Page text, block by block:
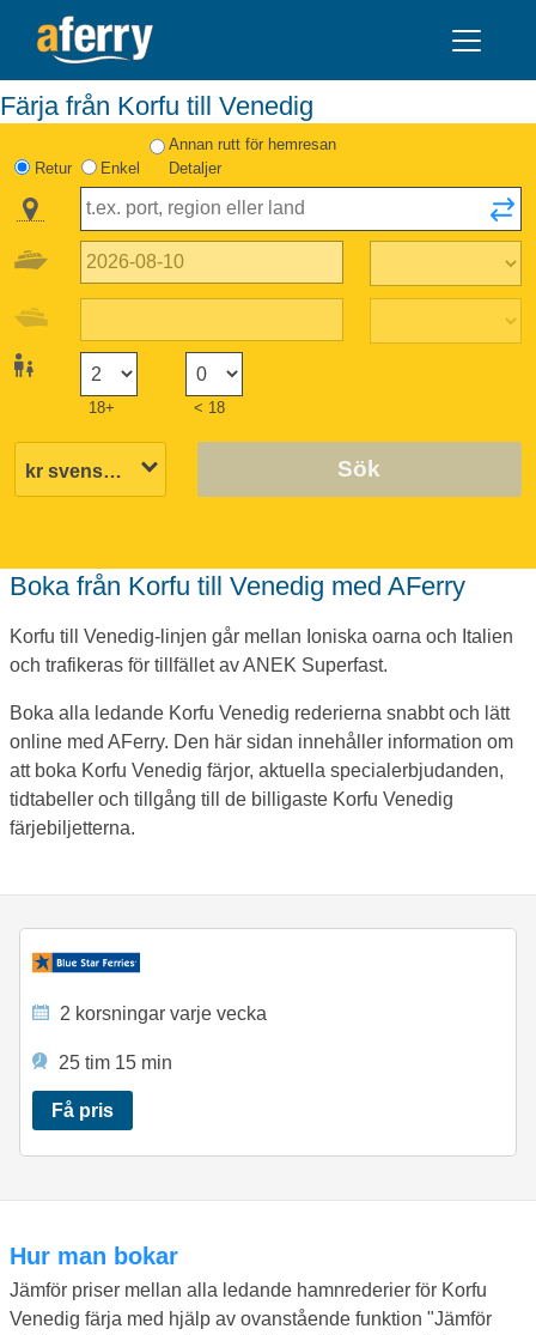
Färja från Korfu till Venedig
Retur Enkel
Annan rutt för hemresan
Detaljer
18+ < 18
Sök
Boka från Korfu till Venedig med AFerry
Korfu till Venedig-linjen går mellan Ioniska oarna och Italien
och trafikeras för tillfället av ANEK Superfast.
Boka alla ledande Korfu Venedig rederierna snabbt och lätt
online med AFerry. Den här sidan innehåller information om
att boka Korfu Venedig färjor, aktuella specialerbjudanden,
tidtabeller och tillgång till de billigaste Korfu Venedig
färjebiljetterna.
2 korsningar varje vecka
25 tim 15 min
Få pris
Hur man bokar
Jämför priser mellan alla ledande hamnrederier för Korfu
Venedig färja med hjälp av ovanstående funktion "Jämför